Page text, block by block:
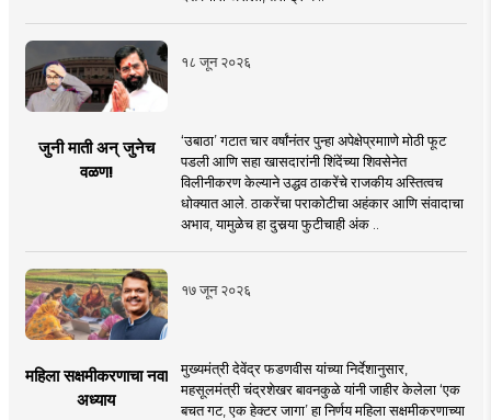
१८ जून २०२६
जुनी माती अन् जुनेच
वळण!
‘उबाठा’ गटात चार वर्षांनंतर पुन्हा अपेक्षेप्रमााणे मोठी फूट
पडली आणि सहा खासदारांनी शिंदेंच्या शिवसेनेत
विलीनीकरण केल्याने उद्धव ठाकरेंचे राजकीय अस्तित्वच
धोक्यात आले. ठाकरेंचा पराकोटीचा अहंकार आणि संवादाचा
अभाव, यामुळेच हा दुसर्‍या फुटीचाही अंक ..
१७ जून २०२६
महिला सक्षमीकरणाचा नवा
अध्याय
मुख्यमंत्री देवेंद्र फडणवीस यांच्या निर्देशानुसार,
महसूलमंत्री चंद्रशेखर बावनकुळे यांनी जाहीर केलेला ‘एक
बचत गट, एक हेक्टर जागा’ हा निर्णय महिला सक्षमीकरणाच्या